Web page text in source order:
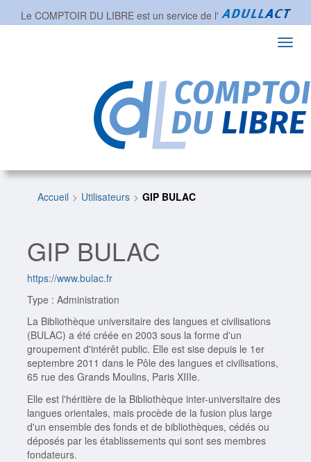
Le COMPTOIR DU LIBRE est un service de l'
Accueil Utilisateurs GIP BULAC
GIP BULAC
https://www.bulac.fr
Type : Administration
La Bibliothèque universitaire des langues et civilisations
(BULAC) a été créée en 2003 sous la forme d'un
groupement d'intérêt public. Elle est sise depuis le 1er
septembre 2011 dans le Pôle des langues et civilisations,
65 rue des Grands Moulins, Paris XIIIe.
Elle est l'héritière de la Bibliothèque inter-universitaire des
langues orientales, mais procède de la fusion plus large
d'un ensemble des fonds et de bibliothèques, cédés ou
déposés par les établissements qui sont ses membres
fondateurs.